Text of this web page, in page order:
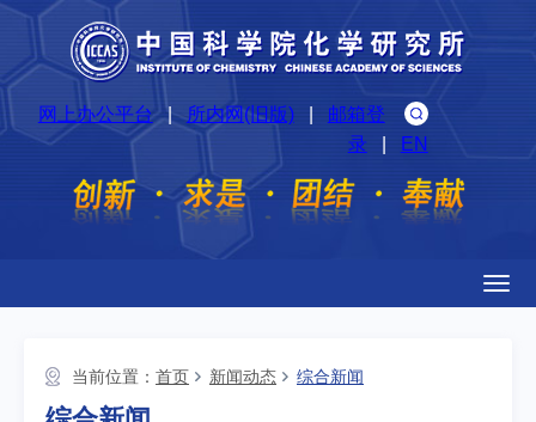
网上办公平台|所内网(旧版)| 邮箱登
录| EN
当前位置： 首页 新闻动态 综合新闻